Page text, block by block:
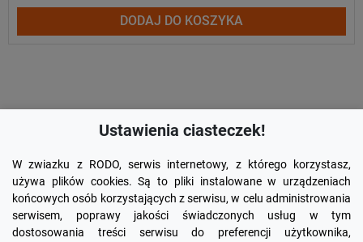
DODAJ DO KOSZYKA
Ustawienia ciasteczek!
W zwiazku z RODO, serwis internetowy, z którego korzystasz,
używa plików cookies. Są to pliki instalowane w urządzeniach
końcowych osób korzystających z serwisu, w celu administrowania
serwisem, poprawy jakości świadczonych usług w tym
dostosowania treści serwisu do preferencji użytkownika,